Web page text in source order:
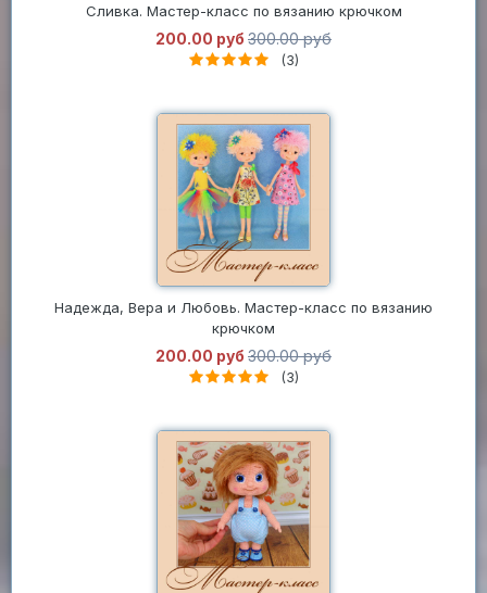
Сливка. Мастер-класс по вязанию крючком
200.00 руб 300.00 руб
(3)
Надежда, Вера и Любовь. Мастер-класс по вязанию
крючком
200.00 руб 300.00 руб
(3)